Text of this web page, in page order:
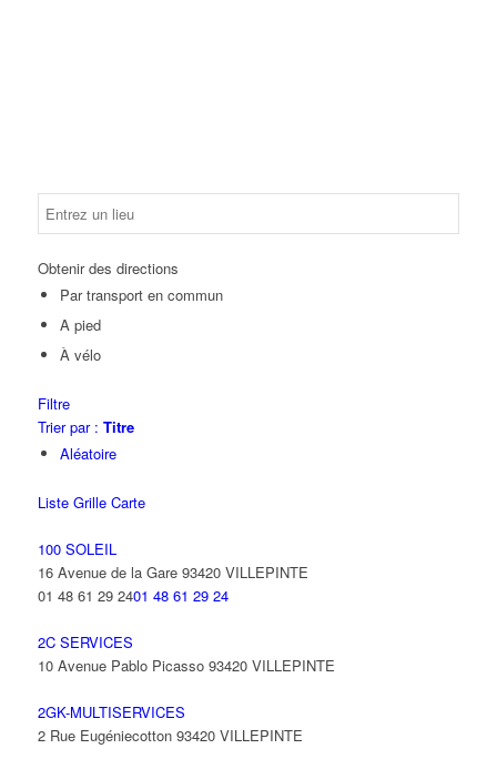
Obtenir des directions
Par transport en commun
A pied
À vélo
Filtre
Trier par : Titre
Aléatoire
Liste Grille Carte
100 SOLEIL
16 Avenue de la Gare 93420 VILLEPINTE
01 48 61 29 2401 48 61 29 24
2C SERVICES
10 Avenue Pablo Picasso 93420 VILLEPINTE
2GK-MULTISERVICES
2 Rue Eugéniecotton 93420 VILLEPINTE